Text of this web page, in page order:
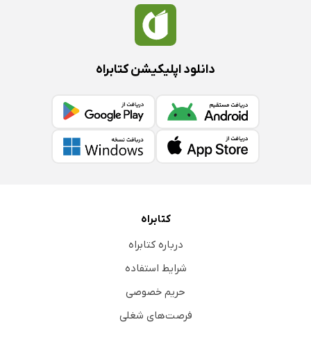
دانلود اپلیکیشن کتابراه
کتابراه
درباره کتابراه
شرایط استفاده
حریم خصوصی
فرصت‌های شغلی